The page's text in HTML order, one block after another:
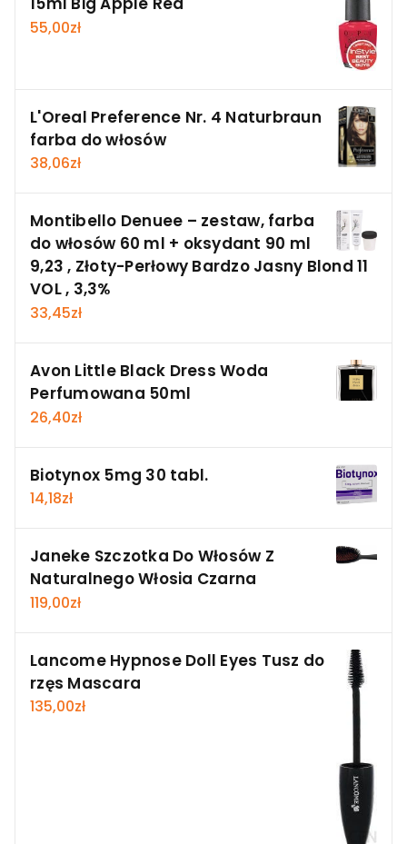
55,00zł
L'Oreal Preference Nr. 4 Naturbraun
farba do włosów
38,06zł
Montibello Denuee – zestaw, farba
do włosów 60 ml + oksydant 90 ml
9,23 , Złoty-Perłowy Bardzo Jasny Blond 11
VOL , 3,3%
33,45zł
Avon Little Black Dress Woda
Perfumowana 50ml
26,40zł
Biotynox 5mg 30 tabl.
14,18zł
Janeke Szczotka Do Włosów Z
Naturalnego Włosia Czarna
119,00zł
Lancome Hypnose Doll Eyes Tusz do
rzęs Mascara
135,00zł